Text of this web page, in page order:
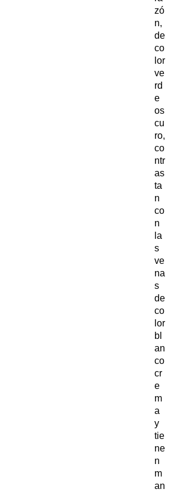
zó
n,
de
co
lor
ve
rd
e
os
cu
ro,
co
ntr
as
ta
n
co
n
la
s
ve
na
s
de
co
lor
bl
an
co
cr
e
m
a
y
tie
ne
n
m
an